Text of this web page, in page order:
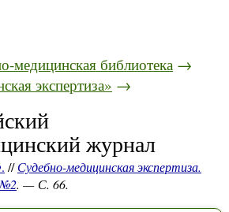
медицинская библиотека →
экспертиза» →
журнал
//Судебно-медицинская экспертиза.
. — С. 66.